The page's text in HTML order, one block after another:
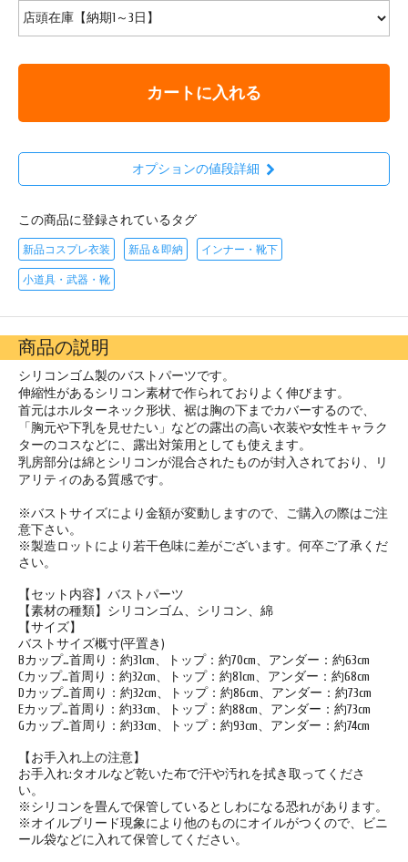
カートに入れる
オプションの値段詳細
この商品に登録されているタグ
新品コスプレ衣装 新品＆即納 インナー・靴下
小道具・武器・靴
商品の説明
シリコンゴム製のバストパーツです。
伸縮性があるシリコン素材で作られておりよく伸びます。
首元はホルターネック形状、裾は胸の下までカバーするので、
「胸元や下乳を見せたい」などの露出の高い衣装や女性キャラク
ターのコスなどに、露出対策用としても使えます。
乳房部分は綿とシリコンが混合されたものが封入されており、リ
アリティのある質感です。
※バストサイズにより金額が変動しますので、ご購入の際はご注
意下さい。
※製造ロットにより若干色味に差がございます。何卒ご了承くだ
さい。
【セット内容】バストパーツ
【素材の種類】シリコンゴム、シリコン、綿
【サイズ】
バストサイズ概寸(平置き)
Bカップ…首周り：約31cm、トップ：約70cm、アンダー：約63cm
Cカップ…首周り：約32cm、トップ：約81cm、アンダー：約68cm
Dカップ…首周り：約32cm、トップ：約86cm、アンダー：約73cm
Eカップ…首周り：約33cm、トップ：約88cm、アンダー：約73cm
Gカップ…首周り：約33cm、トップ：約93cm、アンダー：約74cm
【お手入れ上の注意】
お手入れ:タオルなど乾いた布で汗や汚れを拭き取ってくださ
い。
※シリコンを畳んで保管しているとしわになる恐れがあります。
※オイルブリード現象により他のものにオイルがつくので、ビニ
ール袋などに入れて保管してください。